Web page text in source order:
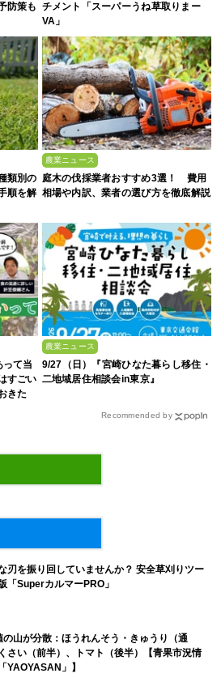
防策も チメント「スーパーうね草取りまー
VA」
類別の
順を解
農業ニュース
庭木の伐採業者おすすめ3選！ 費用
相場や内訳、業者の選び方を徹底解説
って当
すごい
きた
農業ニュース
9/27（日）『宮崎ひなた暮らし移住・
二地域居住相談会in東京』
Recommended by
刃を振り回していませんか？ 安全草刈りツー
「SuperカルマーPRO」
の山が分散：ほうれんそう・きゅうり（通
さい（前半）、トマト（後半）【青果市況情
YAOYASAN」】